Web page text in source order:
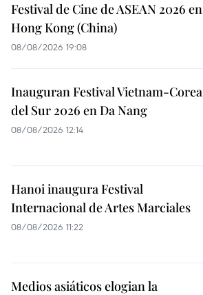
Festival de Cine de ASEAN 2026 en
Hong Kong (China)
08/08/2026 19:08
Inauguran Festival Vietnam-Corea
del Sur 2026 en Da Nang
08/08/2026 12:14
Hanoi inaugura Festival
Internacional de Artes Marciales
08/08/2026 11:22
Medios asiáticos elogian la